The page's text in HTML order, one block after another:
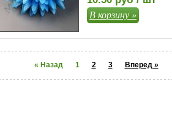
В корзину »
« Назад 1 2 3 Вперед »